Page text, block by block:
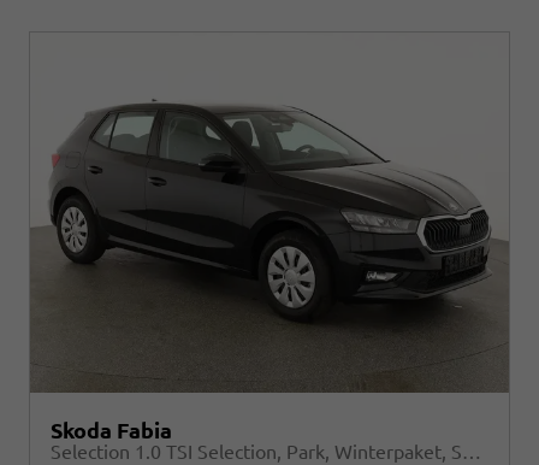
Skoda Fabia
Selection 1.0 TSI Selection, Park, Winterpaket, SmartLink, 4 J.-Garantie